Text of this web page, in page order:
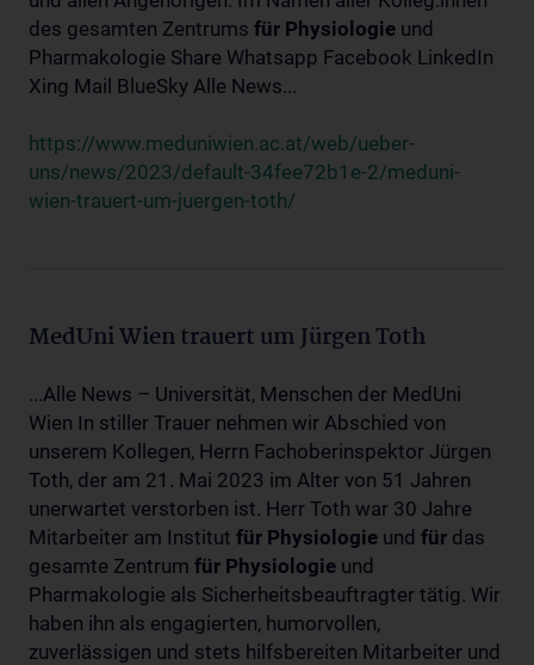
des gesamten Zentrums für Physiologie und
Pharmakologie Share Whatsapp Facebook LinkedIn
Xing Mail BlueSky Alle News...
https://www.meduniwien.ac.at/web/ueber-
uns/news/2023/default-34fee72b1e-2/meduni-
wien-trauert-um-juergen-toth/
MedUni Wien trauert um Jürgen Toth
...Alle News – Universität, Menschen der MedUni
Wien In stiller Trauer nehmen wir Abschied von
unserem Kollegen, Herrn Fachoberinspektor Jürgen
Toth, der am 21. Mai 2023 im Alter von 51 Jahren
unerwartet verstorben ist. Herr Toth war 30 Jahre
Mitarbeiter am Institut für Physiologie und für das
gesamte Zentrum für Physiologie und
Pharmakologie als Sicherheitsbeauftragter tätig. Wir
haben ihn als engagierten, humorvollen,
zuverlässigen und stets hilfsbereiten Mitarbeiter und